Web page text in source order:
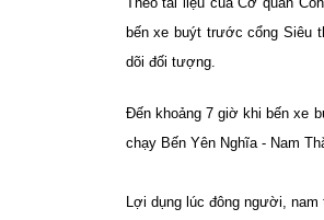
bến xe buýt trước cổng Siêu
dõi đối tượng.
Đến khoảng 7 giờ khi bến xe
chạy Bến Yên Nghĩa - Nam
Lợi dụng lúc đông người,